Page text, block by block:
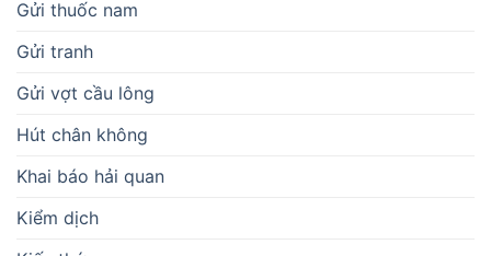
Gửi thuốc nam
Gửi tranh
Gửi vợt cầu lông
Hút chân không
Khai báo hải quan
Kiểm dịch